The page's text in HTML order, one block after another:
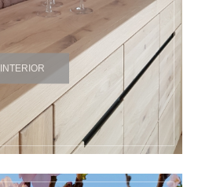
INTERIOR